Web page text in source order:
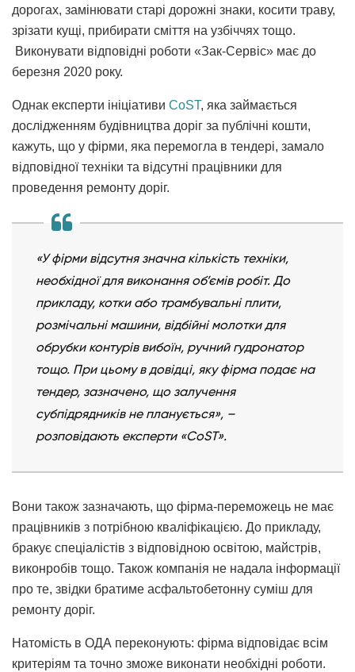
дорогах, замінювати старі дорожні знаки, косити траву,
зрізати кущі, прибирати сміття на узбіччях тощо.
Виконувати відповідні роботи «Зак-Сервіс» має до
березня 2020 року.
Однак експерти ініціативи CoST, яка займається
дослідженням будівництва доріг за публічні кошти,
кажуть, що у фірми, яка перемогла в тендері, замало
відповідної техніки та відсутні працівники для
проведення ремонту доріг.
«У фірми відсутня значна кількість техніки,
необхідної для виконання об’ємів робіт. До
прикладу, котки або трамбувальні плити,
розмічальні машини, відбійні молотки для
обрубки контурів вибоїн, ручний гудронатор
тощо. При цьому в довідці, яку фірма подає на
тендер, зазначено, що залучення
субпідрядників не планується», –
розповідають експерти «CoST».
Вони також зазначають, що фірма-переможець не має
працівників з потрібною кваліфікацією. До прикладу,
бракує спеціалістів з відповідною освітою, майстрів,
виконробів тощо. Також компанія не надала інформації
про те, звідки братиме асфальтобетонну суміш для
ремонту доріг.
Натомість в ОДА переконують: фірма відповідає всім
критеріям та точно зможе виконати необхідні роботи.